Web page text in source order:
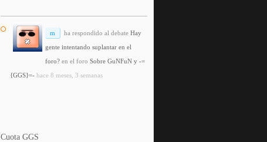
m ha respondido al debate Hay
gente intentando suplantar en el
foro? en el foro Sobre GuNFuN y -=
{GGS}=- hace 8 meses, 3 semanas
Cuota GGS